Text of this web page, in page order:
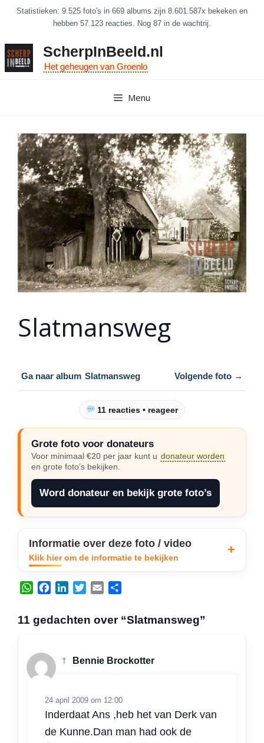
inhoud
Statistieken: 9.525 foto's in 669 albums zijn 8.601.587x bekeken en
hebben 57.123 reacties. Nog 87 in de wachtrij.
ScherpInBeeld.nl
Het geheugen van Groenlo
Menu
Slatmansweg
Ga naar album Slatmansweg Volgende foto →
11 reacties • reageer
Grote foto voor donateurs
Voor minimaal €20 per jaar kunt u donateur worden
en grote foto’s bekijken.
Word donateur en bekijk grote foto’s
Informatie over deze foto / video
Klik hier om de informatie te bekijken
W
t
A
p
p
c
e
o
k
n
k
t
r
i
11 gedachten over “Slatmansweg”
† Bennie Brockotter
24 april 2009 om 12:00
Inderdaat Ans ,heb het van Derk van
de Kunne.Dan man had ook de